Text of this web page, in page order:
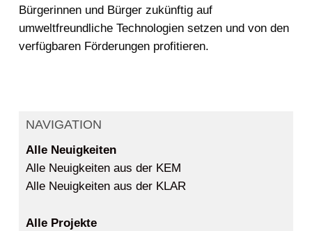
Bürgerinnen und Bürger zukünftig auf
umweltfreundliche Technologien setzen und von den
verfügbaren Förderungen profitieren.
NAVIGATION
Alle Neuigkeiten
Alle Neuigkeiten aus der KEM
Alle Neuigkeiten aus der KLAR
Alle Projekte